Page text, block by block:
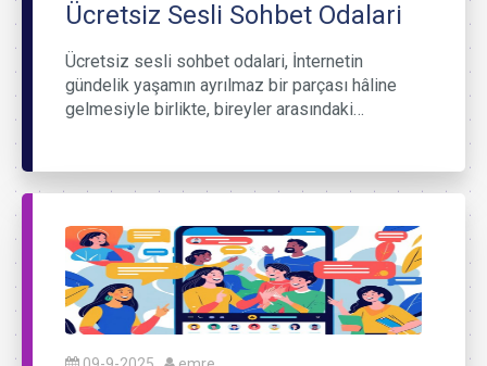
Ücretsiz Sesli Sohbet Odalari
Ücretsiz sesli sohbet odalari, İnternetin
gündelik yaşamın ayrılmaz bir parçası hâline
gelmesiyle birlikte, bireyler arasındaki…